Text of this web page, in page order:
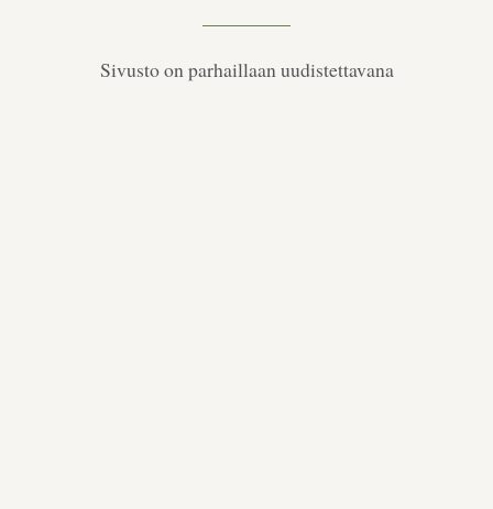
Sivusto on parhaillaan uudistettavana